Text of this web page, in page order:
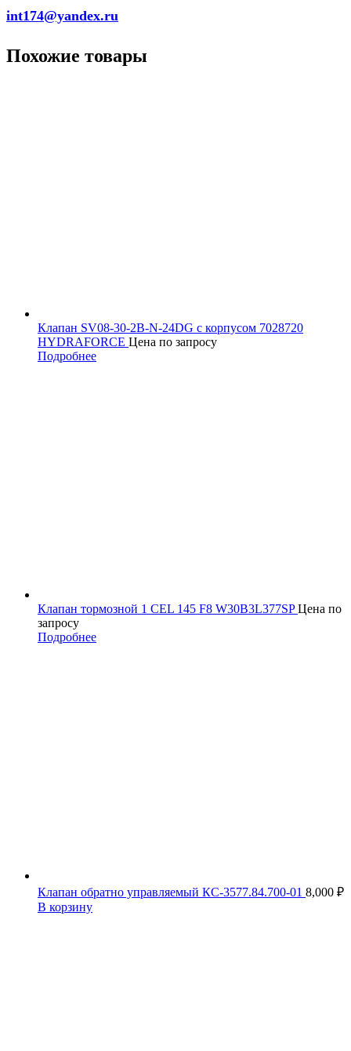
int174@yandex.ru
Похожие товары
Клапан SV08-30-2В-N-24DG с корпусом 7028720
HYDRAFORCE Цена по запросу
Подробнее
Клапан тормозной 1 CEL 145 F8 W30B3L377SPЦена по
запросу
Подробнее
Клапан обратно управляемый КС-3577.84.700-01 8,000 ₽
В корзину